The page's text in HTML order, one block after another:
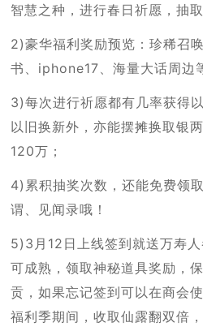
智慧之种，进行春日祈愿，抽
2)豪华福利奖励预览：珍稀召
书、iphone17、海量大话周边
3)每次进行祈愿都有几率获得
以旧换新外，亦能摆摊换取银
120万；
4)累积抽奖次数，还能免费领
谓、见闻录哦！
5)3月12日上线签到就送万寿
可成熟，领取神秘道具奖励，
贡，如果忘记签到可以在商会
福利季期间，收取仙露翻双倍